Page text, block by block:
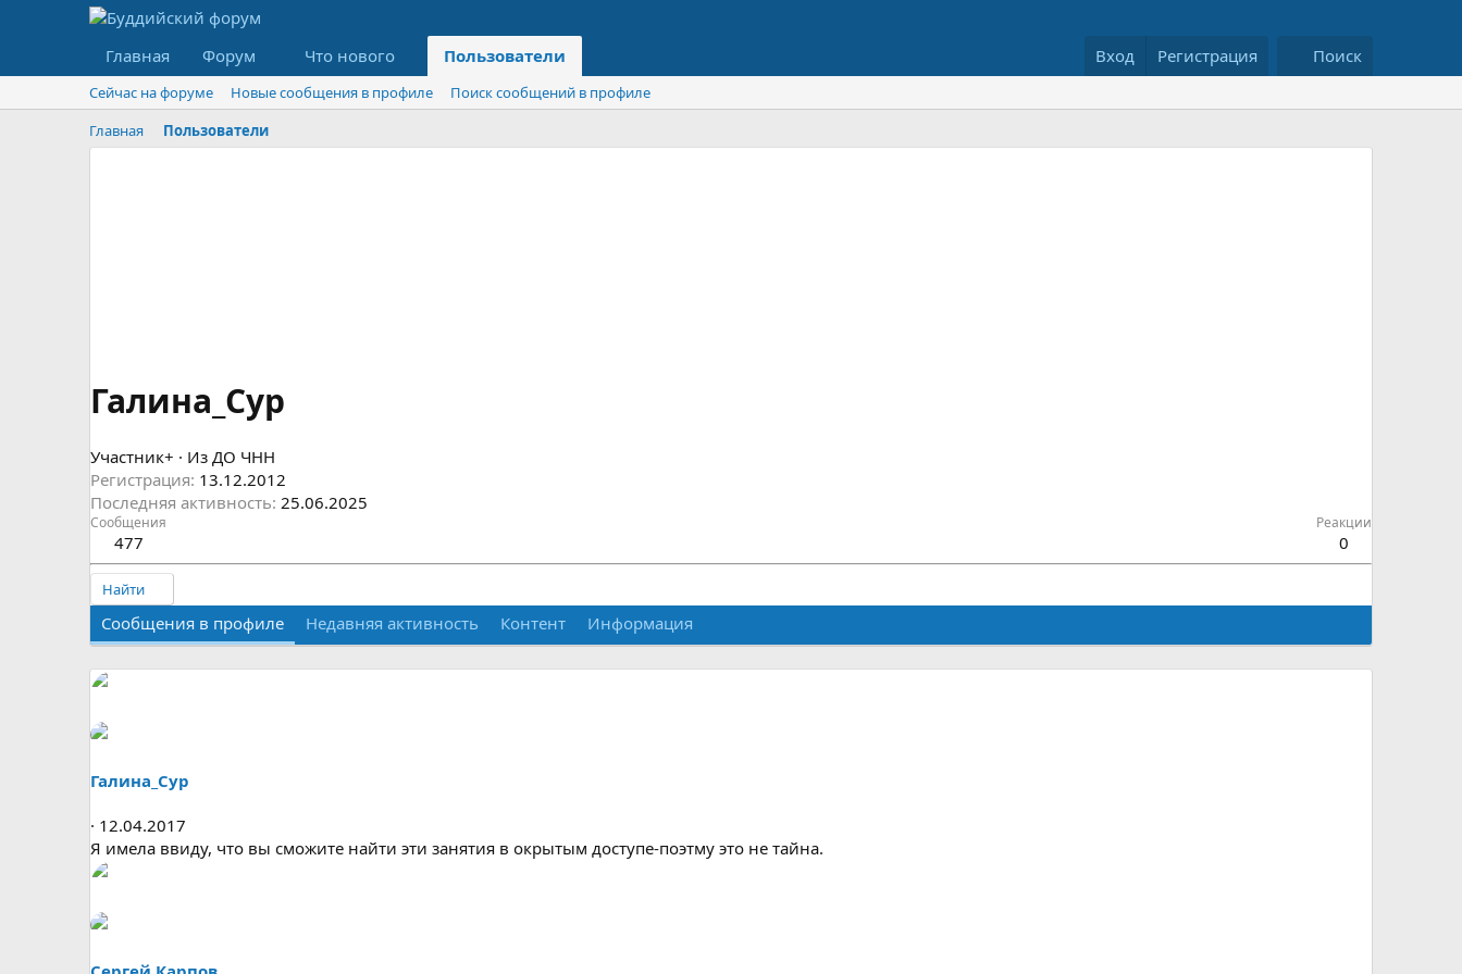
Главная Форум Что нового Пользователи Вход Регистрация Поиск
Сейчас на форуме Новые сообщения в профиле
Поиск сообщений в профиле
Главная
Пользователи
Галина_Сур
Участник+ · Из ДО ЧНН
Регистрация 13.12.2012
Последняя активность 25.06.2025
Сообщения
477
Реакции
0
Найти
Сообщения в профиле Недавняя активность Контент Информация
Галина_Сур
12.04.2017
Я имела ввиду, что вы сможите найти эти занятия в окрытым доступе-поэтму это не тайна.